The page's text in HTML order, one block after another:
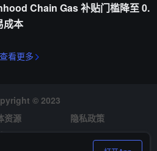
Chain Gas 补贴门槛降至 0.
成本
查看更多
© 2023
资源
隐私政策